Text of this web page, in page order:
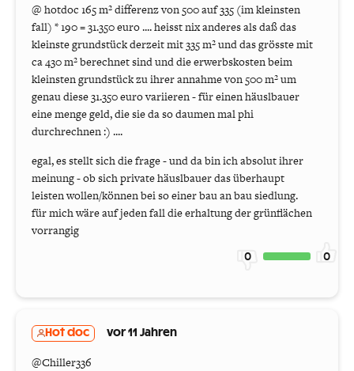
@ hotdoc 165 m² differenz von 500 auf 335 (im kleinsten
fall) * 190 = 31.350 euro .... heisst nix anderes als daß das
kleinste grundstück derzeit mit 335 m² und das grösste mit
ca 430 m² berechnet sind und die erwerbskosten beim
kleinsten grundstück zu ihrer annahme von 500 m² um
genau diese 31.350 euro variieren - für einen häuslbauer
eine menge geld, die sie da so daumen mal phi
durchrechnen :) ....
egal, es stellt sich die frage - und da bin ich absolut ihrer
meinung - ob sich private häuslbauer das überhaupt
leisten wollen/können bei so einer bau an bau siedlung.
für mich wäre auf jeden fall die erhaltung der grünflächen
vorrangig
0 0
Hot doc vor 11 Jahren
@Chiller336